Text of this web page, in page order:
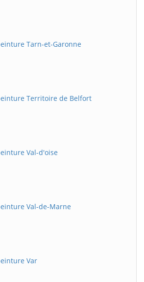
Tarn-et-Garonne
Territoire de Belfort
Val-d'oise
Val-de-Marne
Var